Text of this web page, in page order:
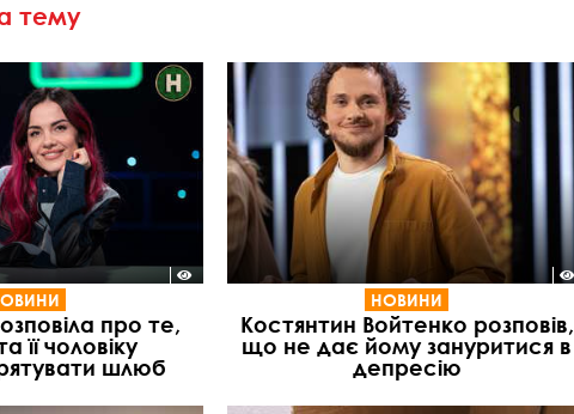
тему
про те,
її чоловіку
шлюб
НОВИНИ
Костянтин Войтенко розповів,
що не дає йому зануритися в
депресію